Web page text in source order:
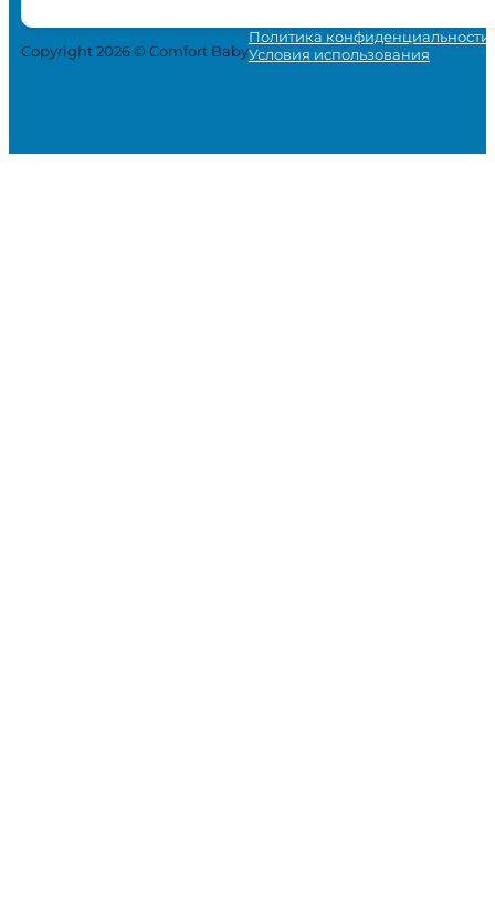
Copyright 2026 © Comfort Baby
Политика конфиденциальности
Условия использования